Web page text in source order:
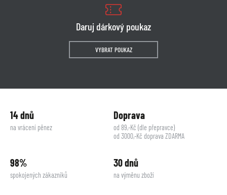
Daruj dárkový poukaz
VYBRAT POUKAZ
14 dnů
na vrácení pěnez
Doprava
od 89,-Kč (dle přepravce)
od 3000,-Kč doprava ZDARMA
98%
spokojených zákazníků
30 dnů
na výměnu zboží